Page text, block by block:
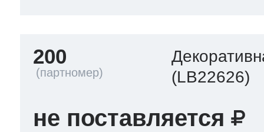
200
(LB22626)
не поставляется